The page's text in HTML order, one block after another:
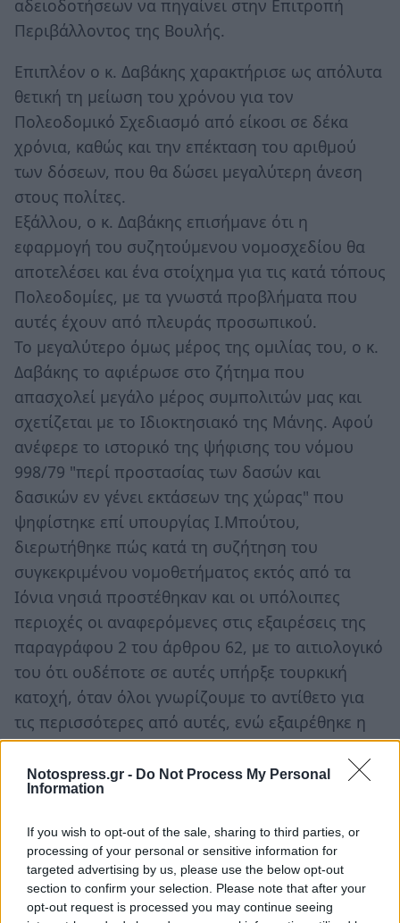
Notospress.gr - Do Not Process My Personal
Information
If you wish to opt-out of the sale, sharing to third parties, or
processing of your personal or sensitive information for
targeted advertising by us, please use the below opt-out
section to confirm your selection. Please note that after your
opt-out request is processed you may continue seeing
αδειοδοτήσεων να πηγαίνει στην Επιτροπή
Περιβάλλοντος της Βουλής.
Επιπλέον ο κ. Δαβάκης χαρακτήρισε ως απόλυτα
θετική τη μείωση του χρόνου για τον
Πολεοδομικό Σχεδιασμό από είκοσι σε δέκα
χρόνια, καθώς και την επέκταση του αριθμού
των δόσεων, που θα δώσει μεγαλύτερη άνεση
στους πολίτες.
Εξάλλου, ο κ. Δαβάκης επισήμανε ότι η
εφαρμογή του συζητούμενου νομοσχεδίου θα
αποτελέσει και ένα στοίχημα για τις κατά τόπους
Πολεοδομίες, με τα γνωστά προβλήματα που
αυτές έχουν από πλευράς προσωπικού.
Το μεγαλύτερο όμως μέρος της ομιλίας του, ο κ.
Δαβάκης το αφιέρωσε στο ζήτημα που
απασχολεί μεγάλο μέρος συμπολιτών μας και
σχετίζεται με το Ιδιοκτησιακό της Μάνης. Αφού
ανέφερε το ιστορικό της ψήφισης του νόμου
998/79 "περί προστασίας των δασών και
δασικών εν γένει εκτάσεων της χώρας" που
ψηφίστηκε επί υπουργίας Ι.Μπούτου,
διερωτήθηκε πώς κατά τη συζήτηση του
συγκεκριμένου νομοθετήματος εκτός από τα
Ιόνια νησιά προστέθηκαν και οι υπόλοιπες
περιοχές οι αναφερόμενες στις εξαιρέσεις της
παραγράφου 2 του άρθρου 62, με το αιτιολογικό
του ότι ουδέποτε σε αυτές υπήρξε τουρκική
κατοχή, όταν όλοι γνωρίζουμε το αντίθετο για
τις περισσότερες από αυτές, ενώ εξαιρέθηκε η
περιοχή της Μάνης, που αποτελεί εμβληματική
περίπτωση αυτόνομης περιοχής, χωρίς ίχνος
Τουρκικής κατοχής, με συγκεκριμένα
νεώτερου ελληνικού κράτους το γεγονός αυτό
και μιας και μιλάμε για τα αυθαίρετα, αυτή
πρέπει τώρα να διορθωθεί", είπε